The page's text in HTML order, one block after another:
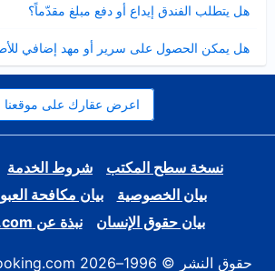
هل يتطلب الفندق إيداع أو دفع مبلغ مقدّماً؟
مصغر
هل يمكن الحصول على سرير أو مهد إضافي
مصغر
اعرض عقارك على موقعنا
نسخة سطح المكتب شروط الخدمة
بيان الخصوصية
بيان مكافحة
بيان حقوق الإنسان
نبذة عن Booking.com